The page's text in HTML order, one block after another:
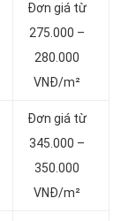
Đơn giá từ
275.000 –
280.000
VNĐ/m²
Đơn giá từ
345.000 –
350.000
VNĐ/m²